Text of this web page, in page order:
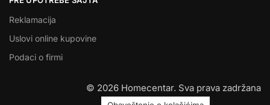
Reklamacija
Uslovi online kupovine
Podaci o firmi
© 2026 Homecentar. Sva prava zadržana